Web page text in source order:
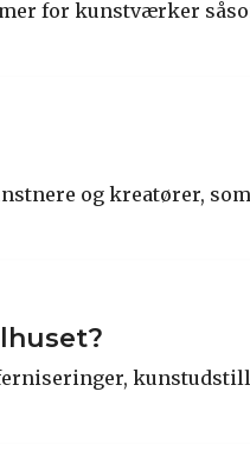
for kunstværker
og kreatører,